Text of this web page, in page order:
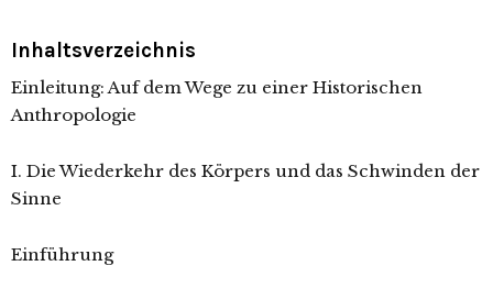
Inhaltsverzeichnis
Einleitung: Auf dem Wege zu einer Historischen
Anthropologie
I. Die Wiederkehr des Körpers und das Schwinden der
Sinne
Einführung